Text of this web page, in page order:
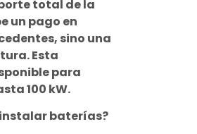
total de la
un pago en
sino una
Esta
para
100 kW.
baterías?